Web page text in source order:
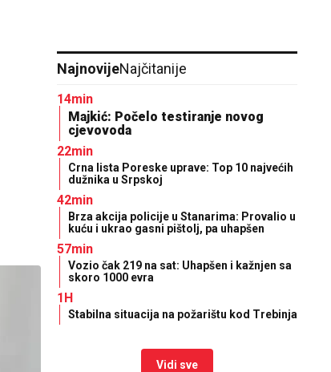
NajnovijeNajčitanije
14min
Majkić: Počelo testiranje novog
cjevovoda
22min
Crna lista Poreske uprave: Top 10 najvećih
dužnika u Srpskoj
42min
Brza akcija policije u Stanarima: Provalio u
kuću i ukrao gasni pištolj, pa uhapšen
57min
Vozio čak 219 na sat: Uhapšen i kažnjen sa
skoro 1000 evra
1H
Stabilna situacija na požarištu kod Trebinja
Vidi sve